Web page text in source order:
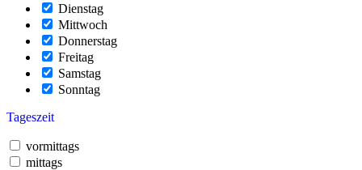
Dienstag
Mittwoch
Donnerstag
Freitag
Samstag
Sonntag
Tageszeit
vormittags
mittags